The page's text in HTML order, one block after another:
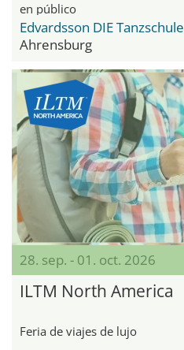
en público
Edvardsson DIE Tanzschule
Ahrensburg
28. sep. - 01. oct. 2026
ILTM North America
Feria de viajes de lujo